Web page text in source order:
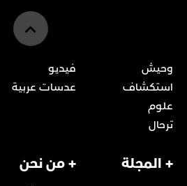
وحيش
استكشاف
علوم
ترحال
فيديو
عدسات عربية
+ المجلة + من نحن